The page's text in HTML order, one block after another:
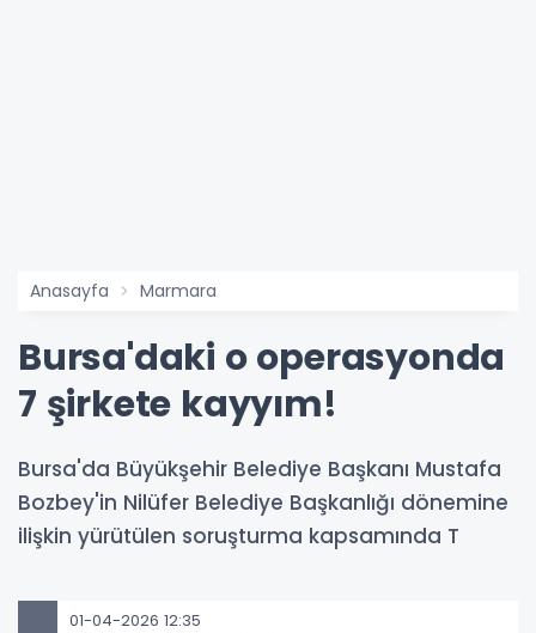
Anasayfa Marmara
Bursa'daki o operasyonda
7 şirkete kayyım!
Bursa'da Büyükşehir Belediye Başkanı Mustafa
Bozbey'in Nilüfer Belediye Başkanlığı dönemine
ilişkin yürütülen soruşturma kapsamında T
01-04-2026 12:35